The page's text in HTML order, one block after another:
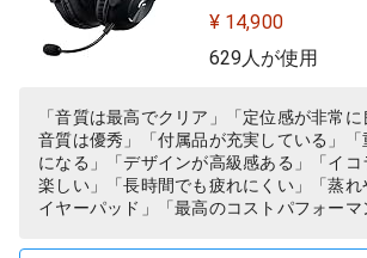
サウンド 3.5mm
ue VO!CE搭載 軽
ック 国内正規品 【
ンタジー XIV 推奨
¥ 14,900
629人が使用
「音質は最高でクリア」「定位感が非常
音質は優秀」「付属品が充実している」
になる」「デザインが高級感ある」「イ
楽しい」「長時間でも疲れにくい」「蒸
イヤーパッド」「最高のコストパフォーマ